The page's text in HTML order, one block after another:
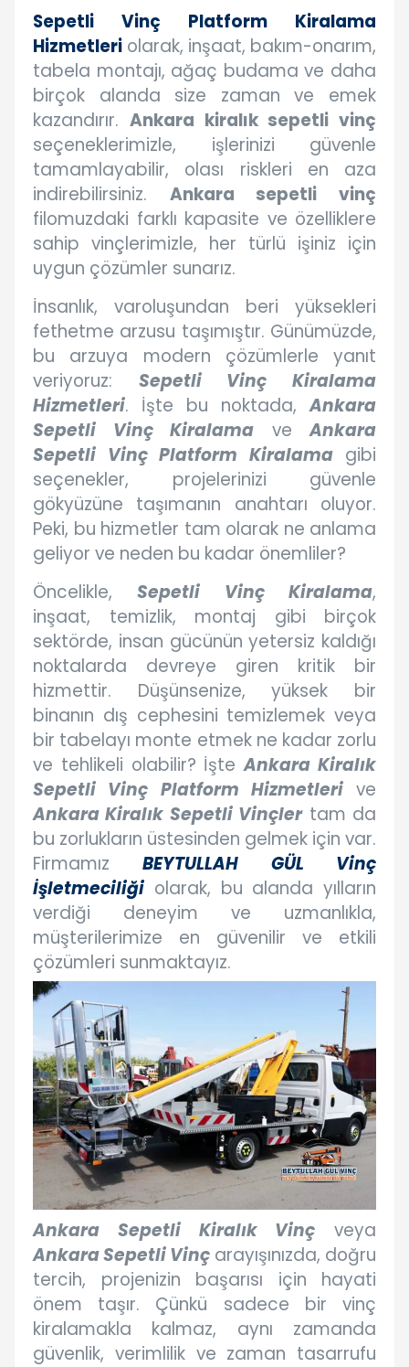
Sepetli Vinç Platform Kiralama
Hizmetleri olarak, inşaat, bakım-onarım,
tabela montajı, ağaç budama ve daha
birçok alanda size zaman ve emek
kazandırır. Ankara kiralık sepetli vinç
seçeneklerimizle, işlerinizi güvenle
tamamlayabilir, olası riskleri en aza
indirebilirsiniz. Ankara sepetli vinç
filomuzdaki farklı kapasite ve özelliklere
sahip vinçlerimizle, her türlü işiniz için
uygun çözümler sunarız.
İnsanlık, varoluşundan beri yüksekleri
fethetme arzusu taşımıştır. Günümüzde,
bu arzuya modern çözümlerle yanıt
veriyoruz: Sepetli Vinç Kiralama
Hizmetleri. İşte bu noktada,Ankara
Sepetli Vinç Kiralama veAnkara
Sepetli Vinç Platform Kiralamagibi
seçenekler, projelerinizi güvenle
gökyüzüne taşımanın anahtarı oluyor.
Peki, bu hizmetler tam olarak ne anlama
geliyor ve neden bu kadar önemliler?
Öncelikle,Sepetli Vinç Kiralama,
inşaat, temizlik, montaj gibi birçok
sektörde, insan gücünün yetersiz kaldığı
noktalarda devreye giren kritik bir
hizmettir. Düşünsenize, yüksek bir
binanın dış cephesini temizlemek veya
bir tabelayı monte etmek ne kadar zorlu
ve tehlikeli olabilir? İşteAnkara Kiralık
Sepetli Vinç Platform Hizmetlerive
Ankara Kiralık Sepetli Vinçlertam da
bu zorlukların üstesinden gelmek için var.
FirmamızBEYTULLAH GÜL Vinç
İşletmeciliği olarak, bu alanda yılların
verdiği deneyim ve uzmanlıkla,
müşterilerimize en güvenilir ve etkili
çözümleri sunmaktayız.
Ankara Sepetli Kiralık Vinç veya
Ankara Sepetli Vinç arayışınızda, doğru
tercih, projenizin başarısı için hayati
önem taşır. Çünkü sadece bir vinç
kiralamakla kalmaz, aynı zamanda
güvenlik, verimlilik ve zaman tasarrufu